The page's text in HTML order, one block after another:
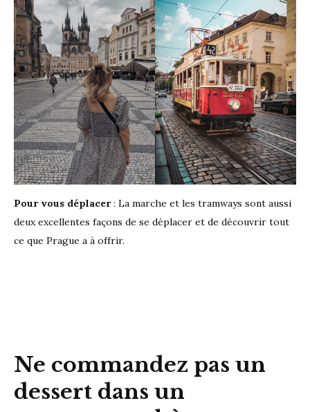
Pour vous déplacer: La marche et les tramways sont aussi
deux excellentes façons de se déplacer et de découvrir tout
ce que Prague a à offrir.
Ne commandez pas un
dessert dans un